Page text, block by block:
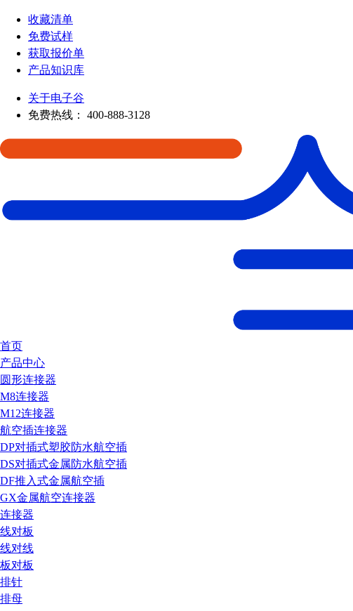
收藏清单
免费试样
获取报价单
产品知识库
关于电子谷
免费热线：
400-888-3128
首页
产品中心
圆形连接器
M8连接器
M12连接器
航空插连接器
DP对插式塑胶防水航空插
DS对插式金属防水航空插
DF推入式金属航空插
GX金属航空连接器
连接器
线对板
线对线
板对板
排针
排母